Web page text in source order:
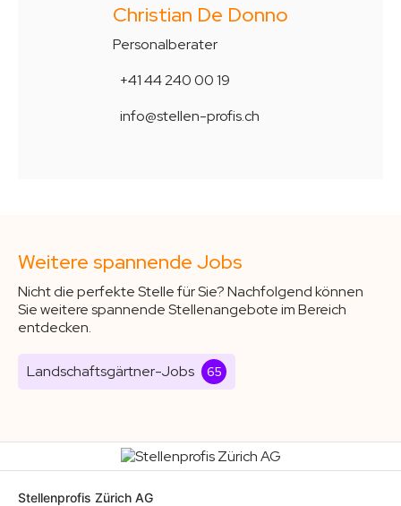
Christian De Donno
Personalberater
+41 44 240 00 19
info@stellen-profis.ch
Weitere spannende Jobs
Nicht die perfekte Stelle für Sie? Nachfolgend können
Sie weitere spannende Stellenangebote im Bereich
entdecken.
Landschaftsgärtner-Jobs 65
Stellenprofis Zürich AG